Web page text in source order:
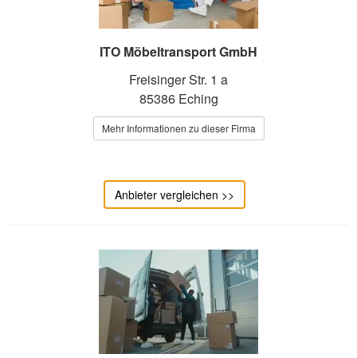
ITO Möbeltransport GmbH
Freisinger Str. 1 a
85386 Eching
Mehr Informationen zu dieser Firma
Anbieter vergleichen >>